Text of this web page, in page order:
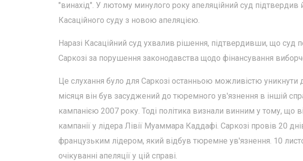
"винахід". У лютому минулого року апеляційний суд підтвердив
Касаційного суду з новою апеляцією.
Наразі Касаційний суд ухвалив рішення, підтвердивши, що суд
Саркозі за порушення законодавства щодо фінансування
Це слухання було для Саркозі останньою можливістю уникнути
місяця він був засуджений до тюремного ув'язнення в іншій
кампанією 2007 року. Тоді політика визнали винним у тому, що
кампанії у лідера Лівії Муаммара Каддафі. Саркозі провів 20
французьким лідером, який відбув тюремне ув'язнення. 10
очікуванні апеляції у цій справі.